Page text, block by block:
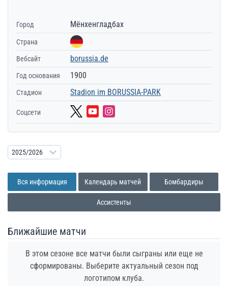
Город Мёнхенгладбах
Страна
Вебсайт borussia.de
Год основания 1900
Стадион Stadion im BORUSSIA-PARK
Соцсети
Вся информация Календарь матчей Бомбардиры
Ассистенты
Ближайшие матчи
В этом сезоне все матчи были сыграны или еще не
сформированы. Выберите актуальный сезон под
логотипом клуба.